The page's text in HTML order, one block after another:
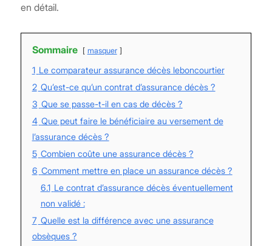
en détail.
Sommaire masquer
1 Le comparateur assurance décès leboncourtier
2 Qu’est-ce qu’un contrat d’assurance décès ?
3 Que se passe-t-il en cas de décès ?
4 Que peut faire le bénéficiaire au versement de
l’assurance décès ?
5 Combien coûte une assurance décès ?
6 Comment mettre en place un assurance décès ?
6.1 Le contrat d’assurance décès éventuellement
non validé :
7 Quelle est la différence avec une assurance
obsèques ?